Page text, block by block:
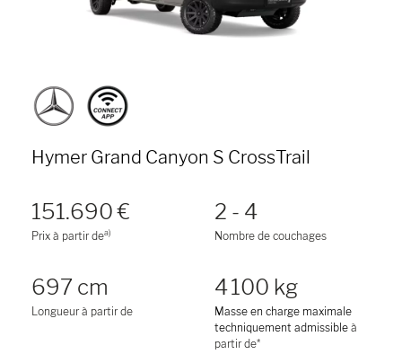
Hymer Grand Canyon S CrossTrail
151.690 €
Prix à partir dea)
2 - 4
Nombre de couchages
697 cm
Longueur à partir de
4 100 kg
Masse en charge maximale
techniquement admissible à
partir de*